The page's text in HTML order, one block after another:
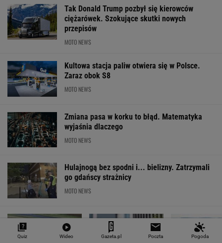
Tak Donald Trump pozbył się kierowców
ciężarówek. Szokujące skutki nowych
przepisów
MOTO NEWS
Kultowa stacja paliw otwiera się w Polsce.
Zaraz obok S8
MOTO NEWS
Zmiana pasa w korku to błąd. Matematyka
wyjaśnia dlaczego
MOTO NEWS
Hulajnogą bez spodni i... bielizny. Zatrzymali
go gdańscy strażnicy
MOTO NEWS
Quiz Wideo Gazeta.pl Poczta Pogoda